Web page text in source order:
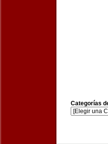
Categorías